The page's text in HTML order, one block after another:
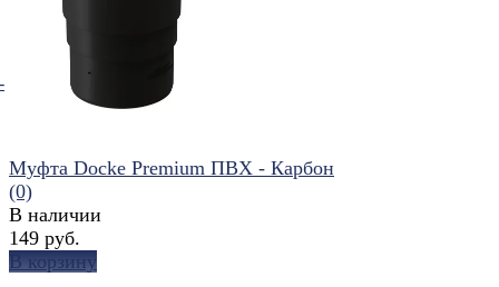
избранное
Муфта Docke Premium ПВХ - Карбон
(0)
В наличии
149 руб.
В корзину